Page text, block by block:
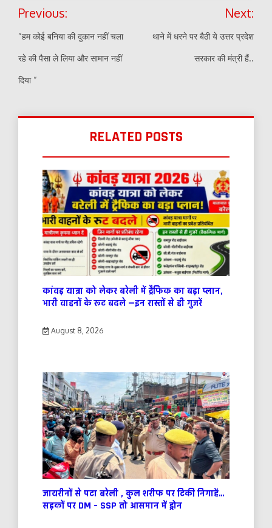
navigation
Previous:
“हम कोई बनिया की दुकान नहीं चला
रहे की पैसा ले लिया और सामान नहीं
दिया “
Next:
थाने में धरने पर बैठी ये उत्तर प्रदेश
सरकार की मंत्री हैं..
RELATED POSTS
कांवड़ यात्रा को लेकर बरेली में ट्रैफिक का बड़ा प्लान,
भारी वाहनों के रूट बदले —इन रास्तों से ही गुजरें
August 8, 2026
जायरीनों से पटा बरेली , कुल शरीफ पर टिकी निगाहें…
सड़कों पर DM – SSP तो आसमान में ड्रोन